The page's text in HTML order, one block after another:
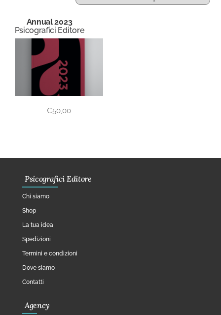
Annual 2023
Psicografici Editore
€50,00
Psicografici Editore
Chi siamo
Shop
La tua idea
Spedizioni
Termini e condizioni
Dove siamo
Contatti
Agency